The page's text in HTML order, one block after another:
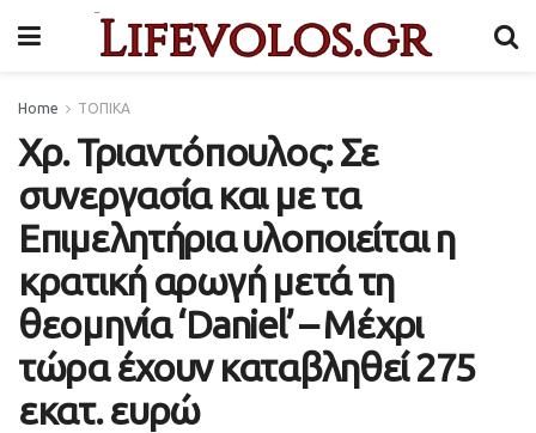
Home ΤΟΠΙΚΑ
Χρ. Τριαντόπουλος: Σε
συνεργασία και με τα
Επιμελητήρια υλοποιείται η
κρατική αρωγή μετά τη
θεομηνία ‘Daniel’ – Μέχρι
τώρα έχουν καταβληθεί 275
εκατ. ευρώ